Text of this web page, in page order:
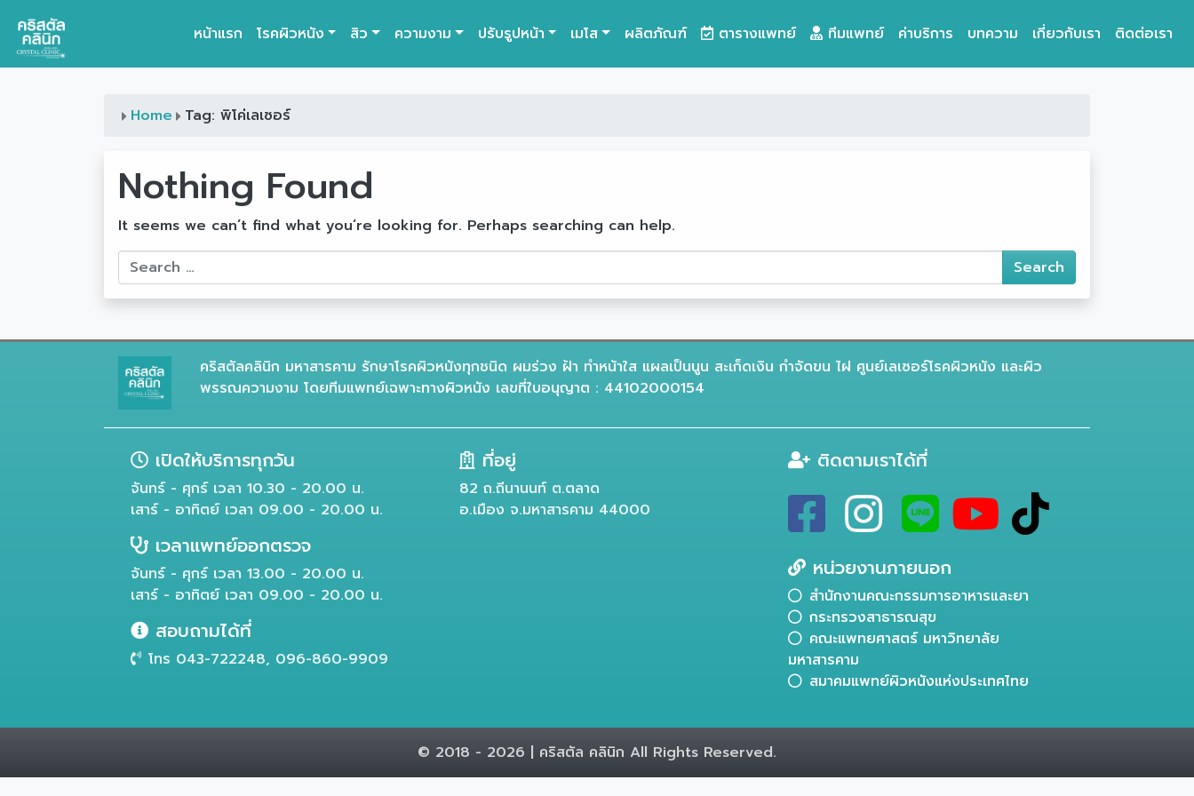
Main Navigation
หน้าแรก โรคผิวหนัง สิว ความงาม ปรับรูปหน้า เมโส ผลิตภัณฑ์ ตารางแพทย์ ทีมแพทย์ ค่าบริการ บทความ เกี่ยวกับเรา ติดต่อเรา
Home Tag: พิโค่เลเซอร์
Nothing Found
It seems we can’t find what you’re looking for. Perhaps searching can help.
Search
คริสตัลคลินิก มหาสารคาม รักษาโรคผิวหนังทุกชนิด ผมร่วง ฝ้า ทำหน้าใส แผลเป็นนูน สะเก็ดเงิน กำจัดขน ไฝ ศูนย์เลเซอร์โรคผิวหนัง และผิว
พรรณความงาม โดยทีมแพทย์เฉพาะทางผิวหนัง เลขที่ใบอนุญาต : 44102000154
เปิดให้บริการทุกวัน
จันทร์ - ศุกร์ เวลา 10.30 - 20.00 น.
เสาร์ - อาทิตย์ เวลา 09.00 - 20.00 น.
เวลาแพทย์ออกตรวจ
จันทร์ - ศุกร์ เวลา 13.00 - 20.00 น.
เสาร์ - อาทิตย์ เวลา 09.00 - 20.00 น.
สอบถามได้ที่
โทร 043-722248, 096-860-9909
ที่อยู่
82 ถ.ถีนานนท์ ต.ตลาด
อ.เมือง จ.มหาสารคาม 44000
ติดตามเราได้ที่
หน่วยงานภายนอก
สำนักงานคณะกรรมการอาหารและยา
กระทรวงสาธารณสุข
คณะแพทยศาสตร์ มหาวิทยาลัย
มหาสารคาม
สมาคมแพทย์ผิวหนังแห่งประเทศไทย
© 2018 - 2026 | คริสตัล คลินิก All Rights Reserved.